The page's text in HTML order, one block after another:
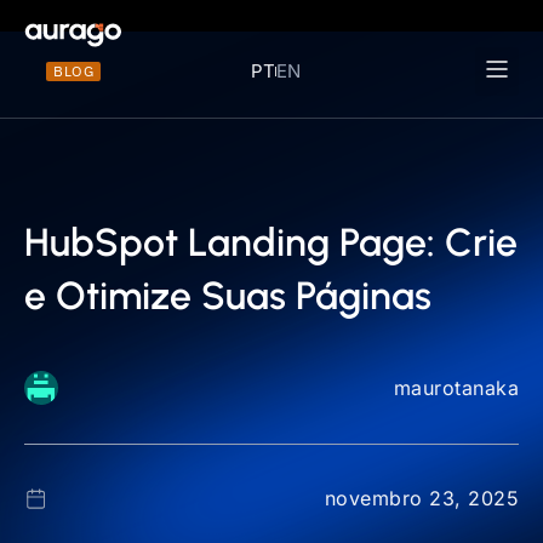
BLOG PTEN
HubSpot Landing Page: Crie
e Otimize Suas Páginas
maurotanaka
novembro 23, 2025